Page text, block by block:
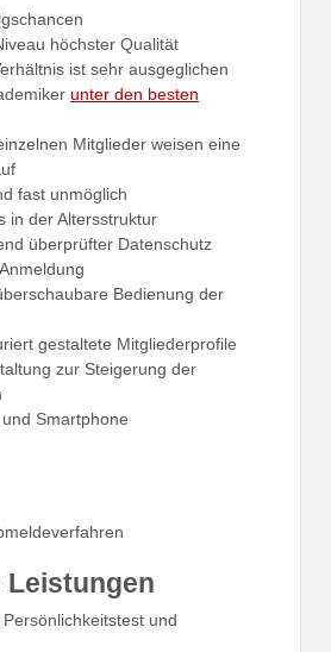
höchster Qualität
ist sehr ausgeglichen
unter den besten
Mitglieder weisen eine
fast unmöglich
in der Altersstruktur
überprüfter Datenschutz
Bedienung der
gestaltete Mitgliederprofile
zur Steigerung der
Smartphone
und